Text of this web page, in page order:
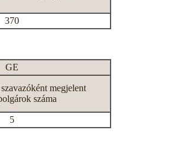
370
GE
megjelent
száma
5